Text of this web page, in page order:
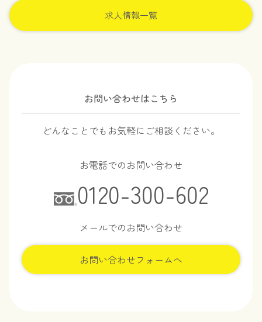
求人情報一覧
お問い合わせはこちら
どんなことでもお気軽にご相談ください。
お電話でのお問い合わせ
0120-300-602
メールでのお問い合わせ
お問い合わせフォームへ